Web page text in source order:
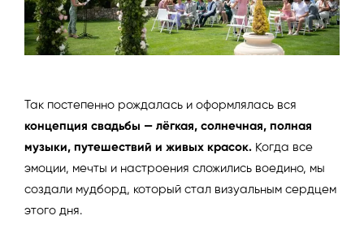
Так постепенно рождалась и оформлялась вся
концепция свадьбы — лёгкая, солнечная, полная
музыки, путешествий и живых красок. Когда все
эмоции, мечты и настроения сложились воедино, мы
создали мудборд, который стал визуальным сердцем
этого дня.